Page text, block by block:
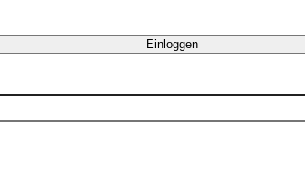
Einloggen